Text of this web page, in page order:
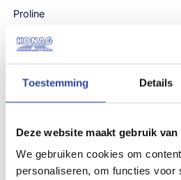
Toestemming Details
Deze website maakt gebruik van
We gebruiken cookies om
personaliseren, om functies voor
Proline
Type aanhangwagen
Uitvoering